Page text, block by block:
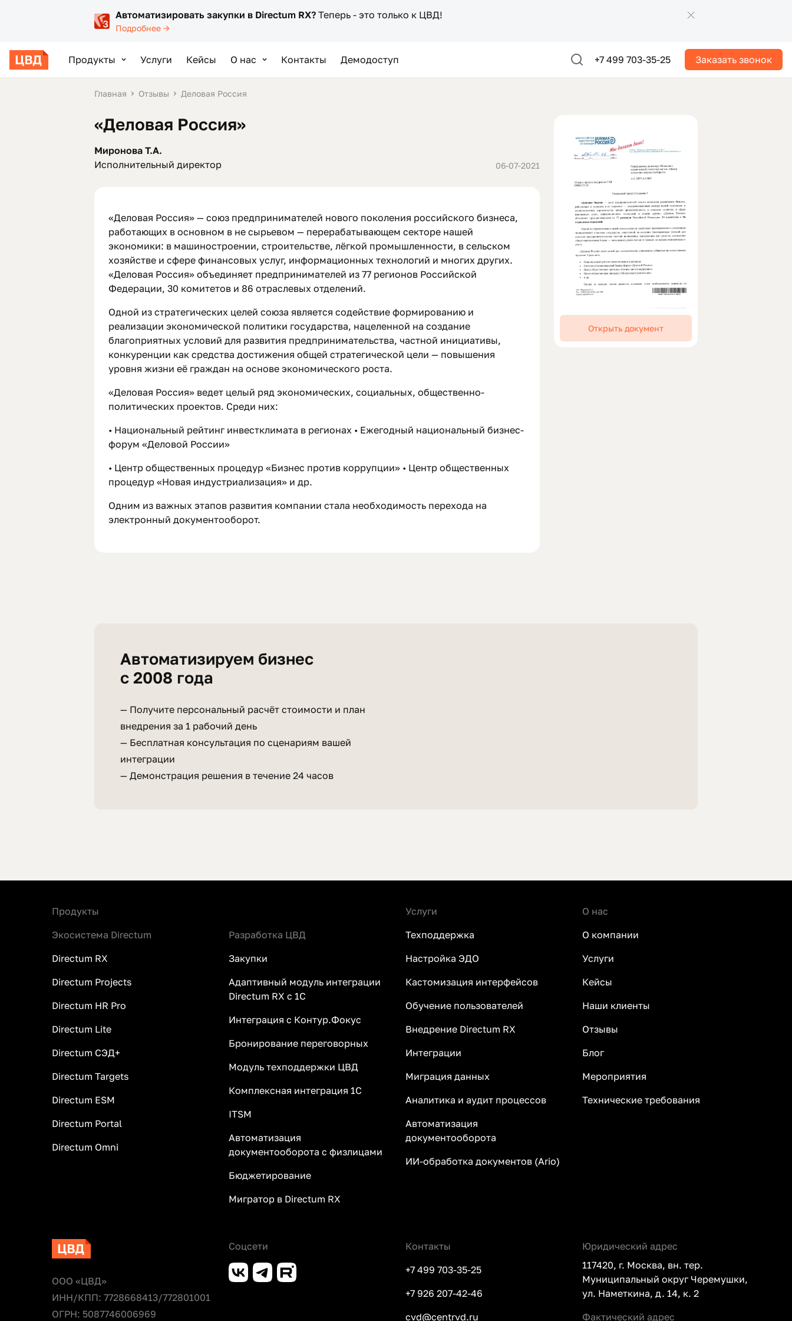
Автоматизировать закупки в Directum RX? Теперь - это только к ЦВД!
Подробнее →
Продукты Услуги Кейсы О нас Контакты Демодоступ +7 499 703-35-25 Заказать звонок
Главная Отзывы Деловая Россия
«Деловая Россия»
Миронова Т.А.
Исполнительный директор
06-07-2021
«Деловая Россия» — союз предпринимателей нового поколения российского бизнеса,
работающих в основном в не сырьевом — перерабатывающем секторе нашей
экономики: в машиностроении, строительстве, лёгкой промышленности, в сельском
хозяйстве и сфере финансовых услуг, информационных технологий и многих других.
«Деловая Россия» объединяет предпринимателей из 77 регионов Российской
Федерации, 30 комитетов и 86 отраслевых отделений.
Одной из стратегических целей союза является содействие формированию и
реализации экономической политики государства, нацеленной на создание
благоприятных условий для развития предпринимательства, частной инициативы,
конкуренции как средства достижения общей стратегической цели — повышения
уровня жизни её граждан на основе экономического роста.
«Деловая Россия» ведет целый ряд экономических, социальных, общественно-
политических проектов. Среди них:
• Национальный рейтинг инвестклимата в регионах • Ежегодный национальный бизнес-
форум «Деловой России»
• Центр общественных процедур «Бизнес против коррупции» • Центр общественных
процедур «Новая индустриализация» и др.
Одним из важных этапов развития компании стала необходимость перехода на
электронный документооборот.
Открыть документ
Автоматизируем бизнес
с 2008 года
— Получите персональный расчёт стоимости и план
внедрения за 1 рабочий день
— Бесплатная консультация по сценариям вашей
интеграции
— Демонстрация решения в течение 24 часов
Продукты
Экосистема Directum
Directum RX
Directum Projects
Directum HR Pro
Directum Lite
Directum СЭД+
Directum Targets
Directum ESM
Directum Portal
Directum Omni
Разработка ЦВД
Закупки
Адаптивный модуль интеграции
Directum RX с 1С
Интеграция с Контур.Фокус
Бронирование переговорных
Модуль техподдержки ЦВД
Комплексная интеграция 1С
ITSM
Автоматизация
документооборота с физлицами
Бюджетирование
Мигратор в Directum RX
Услуги
Техподдержка
Настройка ЭДО
Кастомизация интерфейсов
Обучение пользователей
Внедрение Directum RX
Интеграции
Миграция данных
Аналитика и аудит процессов
Автоматизация
документооборота
ИИ-обработка документов (Ario)
О нас
О компании
Услуги
Кейсы
Наши клиенты
Отзывы
Блог
Мероприятия
Технические требования
ООО «ЦВД»
ИНН/КПП: 7728668413/772801001
ОГРН: 5087746006969
Соцсети
Контакты
+7 499 703-35-25
+7 926 207-42-46
cvd@centrvd.ru
Юридический адрес
117420, г. Москва, вн. тер.
Муниципальный округ Черемушки,
ул. Наметкина, д. 14, к. 2
Фактический адрес